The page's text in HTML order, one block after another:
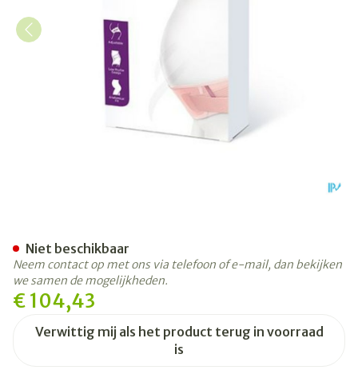
€ 104,43
Verwittig mij als het product terug in voorraad
is
Niet beschikbaar
Neem contact op met ons via telefoon of e-mail, dan bekijken
we samen de mogelijkheden.